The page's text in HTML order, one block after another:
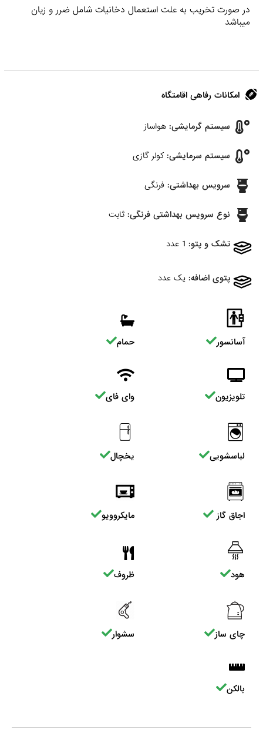
در صورت تخریب به علت استعمال دخانیات شامل ضرر و زیان
میباشد
امکانات رفاهی اقامتگاه
سیستم گرمایشی: هواساز
سیستم سرمایشی: کولر گازی
سرویس بهداشتی: فرنگی
نوع سرویس بهداشتی فرنگی: ثابت
تشک و پتو: 1 عدد
پتوی اضافه: یک عدد
آسانسور حمام
تلویزیون وای فای
لباسشویی یخچال
اجاق گاز مایکروویو
هود ظروف
چای ساز سشوار
بالکن